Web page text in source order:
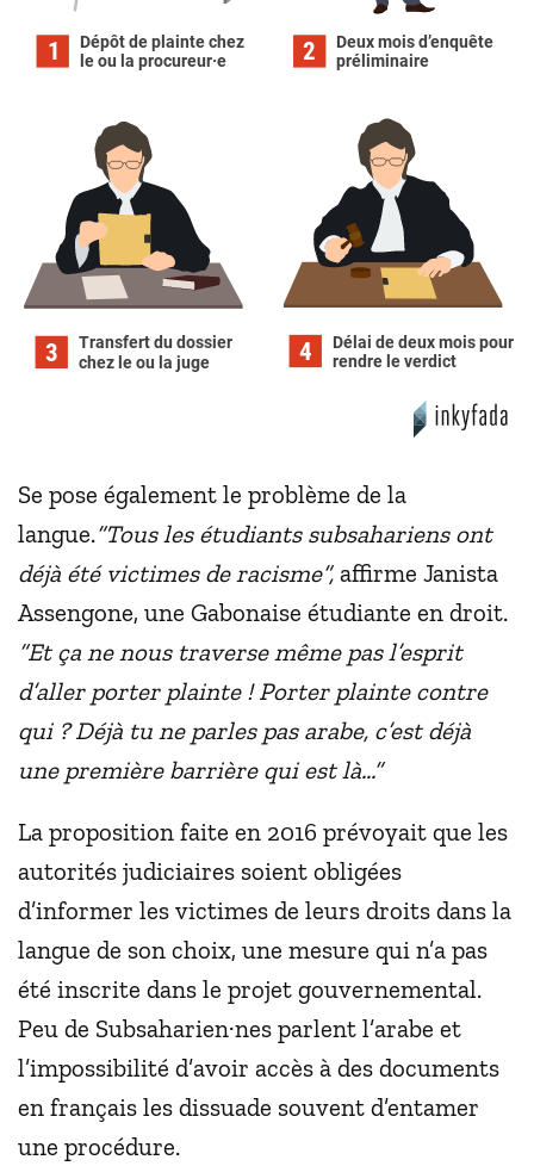
Dépôt de plainte chez
le ou la procureur·e
Deux mois d’enquête
préliminaire
2
Transfert du dossier
chez le ou la juge
3 Délai de deux mois pour
rendre le verdict
4
1
Se pose également le problème de la
langue.“Tous les étudiants subsahariens ont
déjà été victimes de racisme”, affirme Janista
Assengone, une Gabonaise étudiante en droit.
“Et ça ne nous traverse même pas l’esprit
d’aller porter plainte ! Porter plainte contre
qui ? Déjà tu ne parles pas arabe, c’est déjà
une première barrière qui est là...”
La proposition faite en 2016 prévoyait que les
autorités judiciaires soient obligées
d’informer les victimes de leurs droits dans la
langue de son choix, une mesure qui n’a pas
été inscrite dans le projet gouvernemental.
Peu de Subsaharien·nes parlent l’arabe et
l’impossibilité d’avoir accès à des documents
en français les dissuade souvent d’entamer
une procédure.